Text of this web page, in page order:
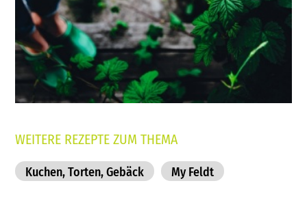
WEITERE REZEPTE ZUM THEMA
Kuchen, Torten, Gebäck My Feldt